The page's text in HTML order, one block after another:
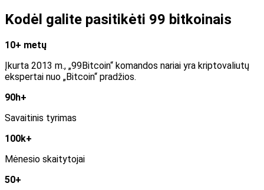
Kodėl galite pasitikėti 99 bitkoinais
10+ metų
Įkurta 2013 m., „99Bitcoin“ komandos nariai yra kriptovaliutų
ekspertai nuo „Bitcoin“ pradžios.
90h+
Savaitinis tyrimas
100k+
Mėnesio skaitytojai
50+